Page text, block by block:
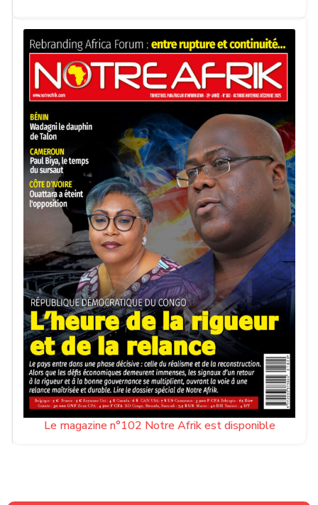
Le magazine n°102 Notre Afrik est disponible